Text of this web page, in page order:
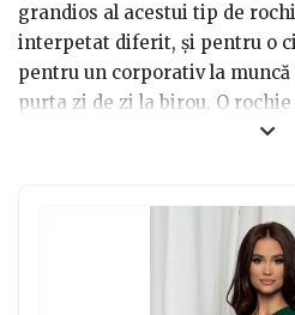
grandios al acestui tip de
interpetat diferit, și pentru o
pentru un corporativ la
purta zi de zi la birou. O
verde se va asocia perfect cu
alege un colier minimalistic
brățară finuță, care vor